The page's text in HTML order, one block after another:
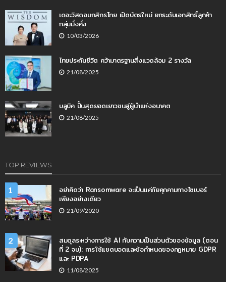
เดอะวิสดอมกสิกรไทย เปิดบัตรใหม่ ยกระดับเอกสิทธิ์ลูกค้า
กลุ่มมั่งคั่ง
10/03/2026
ไทยประกันชีวิต คว้ามาตรฐานสิ่งแวดล้อม 2 รางวัล
21/08/2025
บลูบิค ปั้นสุดยอดเยาวชนสู่ผู้นำแห่งอนาคต
21/08/2025
TOP REVIEWS
1
อย่าคิดว่า Ransomware จะเป็นแค่ภัยคุกคามทางไซเบอร์
เพียงอย่างเดียว
21/09/2020
2
สมดุลระหว่างการใช้ AI กับความเป็นส่วนตัวของข้อมูล (ตอน
ที่ 2 จบ): การใช้แชตบอตและข้อกำหนดของกฎหมาย GDPR
และ PDPA
11/08/2025